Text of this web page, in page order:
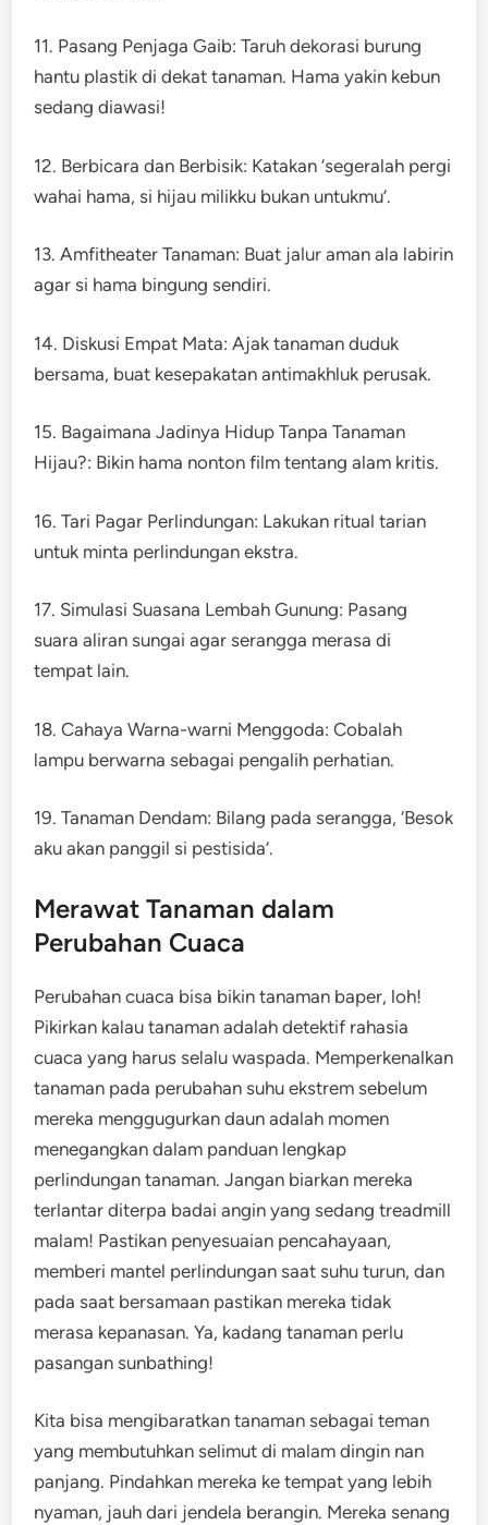
11. Pasang Penjaga Gaib: Taruh dekorasi burung
hantu plastik di dekat tanaman. Hama yakin kebun
sedang diawasi!
12. Berbicara dan Berbisik: Katakan ‘segeralah pergi
wahai hama, si hijau milikku bukan untukmu’.
13. Amfitheater Tanaman: Buat jalur aman ala labirin
agar si hama bingung sendiri.
14. Diskusi Empat Mata: Ajak tanaman duduk
bersama, buat kesepakatan antimakhluk perusak.
15. Bagaimana Jadinya Hidup Tanpa Tanaman
Hijau?: Bikin hama nonton film tentang alam kritis.
16. Tari Pagar Perlindungan: Lakukan ritual tarian
untuk minta perlindungan ekstra.
17. Simulasi Suasana Lembah Gunung: Pasang
suara aliran sungai agar serangga merasa di
tempat lain.
18. Cahaya Warna-warni Menggoda: Cobalah
lampu berwarna sebagai pengalih perhatian.
19. Tanaman Dendam: Bilang pada serangga, ‘Besok
aku akan panggil si pestisida’.
Merawat Tanaman dalam
Perubahan Cuaca
Perubahan cuaca bisa bikin tanaman baper, loh!
Pikirkan kalau tanaman adalah detektif rahasia
cuaca yang harus selalu waspada. Memperkenalkan
tanaman pada perubahan suhu ekstrem sebelum
mereka menggugurkan daun adalah momen
menegangkan dalam panduan lengkap
perlindungan tanaman. Jangan biarkan mereka
terlantar diterpa badai angin yang sedang treadmill
malam! Pastikan penyesuaian pencahayaan,
memberi mantel perlindungan saat suhu turun, dan
pada saat bersamaan pastikan mereka tidak
merasa kepanasan. Ya, kadang tanaman perlu
pasangan sunbathing!
Kita bisa mengibaratkan tanaman sebagai teman
yang membutuhkan selimut di malam dingin nan
panjang. Pindahkan mereka ke tempat yang lebih
nyaman, jauh dari jendela berangin. Mereka senang